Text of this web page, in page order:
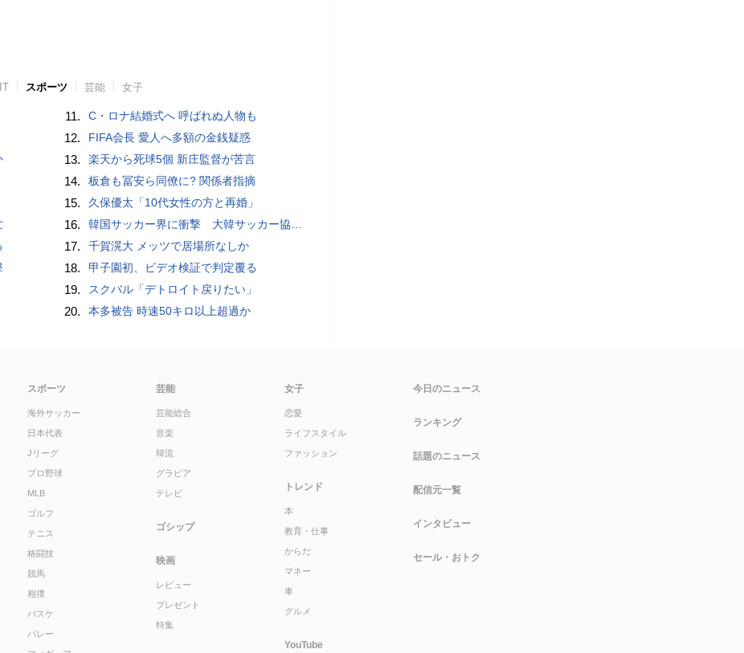
IT スポーツ 芸能 女子
11. C・ロナ結婚式へ 呼ばれぬ人物も
12. FIFA会長 愛人へ多額の金銭疑惑
13. 楽天から死球5個 新庄監督が苦言
14. 板倉も冨安ら同僚に? 関係者指摘
15. 久保優太「10代女性の方と再婚」
16. 韓国サッカー界に衝撃 大韓サッカー協会に外国人審判への“性的接待”疑惑 韓国メディアが報道
17. 千賀滉大 メッツで居場所なしか
18. 甲子園初、ビデオ検証で判定覆る
19. スクバル「デトロイト戻りたい」
20. 本多被告 時速50キロ以上超過か
スポーツ
海外サッカー
日本代表
Jリーグ
プロ野球
MLB
ゴルフ
テニス
格闘技
競馬
相撲
バスケ
バレー
芸能
芸能総合
音楽
韓流
グラビア
テレビ
ゴシップ
映画
レビュー
プレゼント
特集
女子
恋愛
ライフスタイル
ファッション
トレンド
本
教育・仕事
からだ
マネー
車
グルメ
YouTube
今日のニュース
ランキング
話題のニュース
配信元一覧
インタビュー
セール・おトク